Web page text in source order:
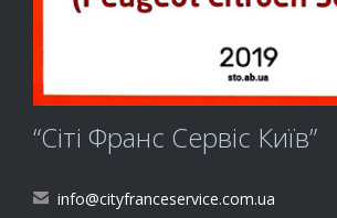
“Сіті Франс Сервіс Київ”
 info@cityfranceservice.com.ua